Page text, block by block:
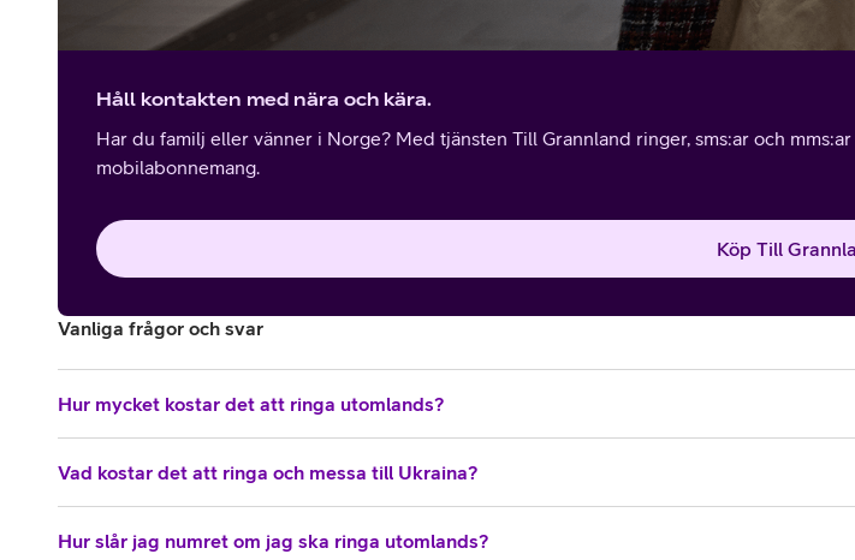
Håll kontakten med nära och kära.
Har du familj eller vänner i Norge? Med tjänsten Till Grannland ringer, sms:ar och
mobilabonnemang.
Köp Till
Vanliga frågor och svar
Hur mycket kostar det att ringa utomlands?
Vad kostar det att ringa och messa till Ukraina?
Hur slår jag numret om jag ska ringa utomlands?